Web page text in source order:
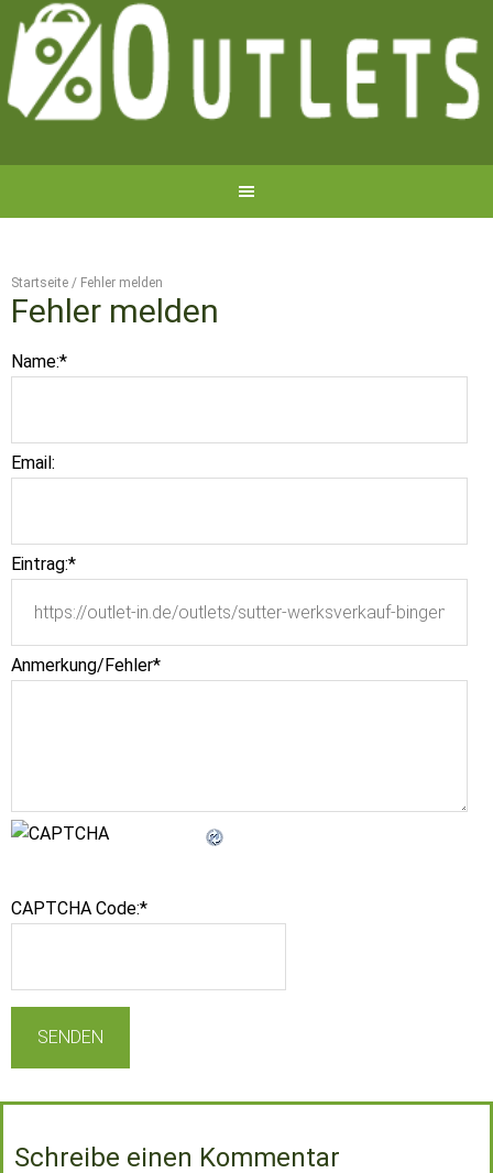
Startseite / Fehler melden
Fehler melden
Name:*
Email:
Eintrag:*
Anmerkung/Fehler*
CAPTCHA Code:*
Schreibe einen Kommentar